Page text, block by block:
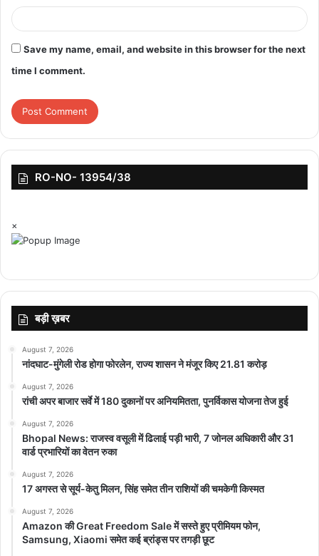
Save my name, email, and website in this browser for the next
time I comment.
RO-NO- 13954/38
×
बड़ी ख़बर
August 7, 2026
नांदघाट-मुंगेली रोड होगा फोरलेन, राज्य शासन ने मंजूर किए 21.81 करोड़
August 7, 2026
रांची अपर बाजार सर्वे में 180 दुकानों पर अनियमितता, पुनर्विकास योजना तेज हुई
August 7, 2026
Bhopal News: राजस्व वसूली में ढिलाई पड़ी भारी, 7 जोनल अधिकारी और 31
वार्ड प्रभारियों का वेतन रुका
August 7, 2026
17 अगस्त से सूर्य-केतु मिलन, सिंह समेत तीन राशियों की चमकेगी किस्मत
August 7, 2026
Amazon की Great Freedom Sale में सस्ते हुए प्रीमियम फोन,
Samsung, Xiaomi समेत कई ब्रांड्स पर तगड़ी छूट